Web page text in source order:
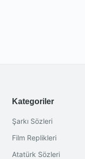
Kategoriler
Şarkı Sözleri
Film Replikleri
Atatürk Sözleri